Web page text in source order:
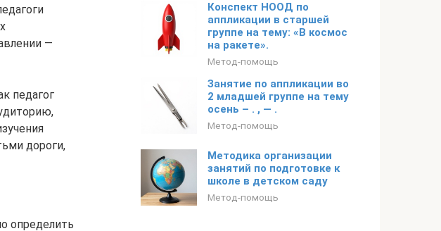
—
педагог
дороги,
определить
Конспект НООД по
аппликации в старшей
группе на тему: «В космос
на ракете».
Метод-помощь
Занятие по аппликации во
2 младшей группе на тему
осень – . , — .
Метод-помощь
Методика организации
занятий по подготовке к
школе в детском саду
Метод-помощь